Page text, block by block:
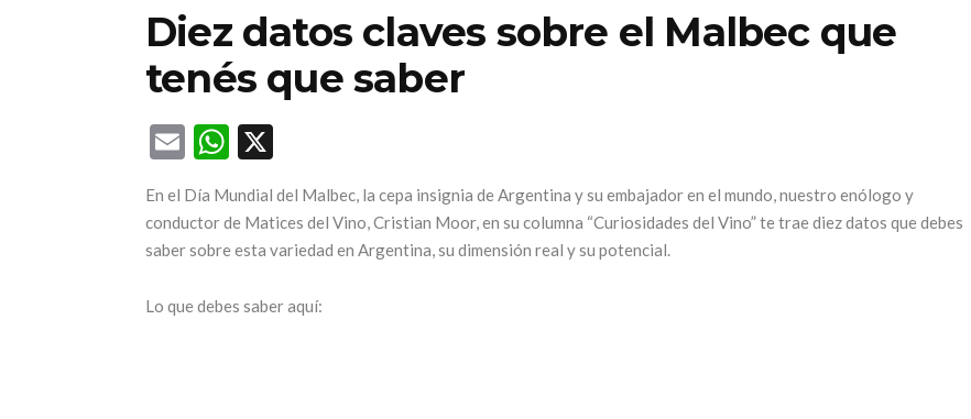
Diez datos claves sobre el Malbec que
tenés que saber
EmailWhatsApp
En el Día Mundial del Malbec, la cepa insignia de Argentina y su embajador en el mundo, nuestro enólogo y
conductor de Matices del Vino, Cristian Moor, en su columna “Curiosidades del Vino” te trae diez datos que debes
saber sobre esta variedad en Argentina, su dimensión real y su potencial.
Lo que debes saber aquí: